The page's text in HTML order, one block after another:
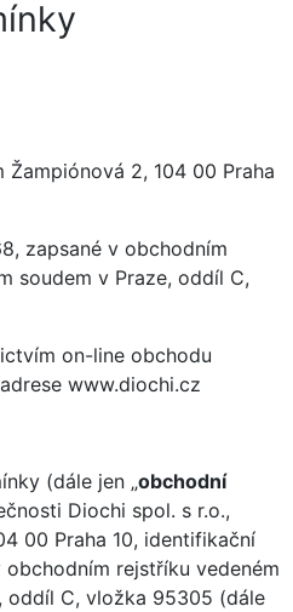
Žampiónová 2, 104 00 Praha
zapsané v obchodním
soudem v Praze, oddíl C,
on-line obchodu
www.diochi.cz
(dále jen „obchodní
Diochi spol. s r.o.,
00 Praha 10, identifikační
rejstříku vedeném
oddíl C, vložka 95305 (dále